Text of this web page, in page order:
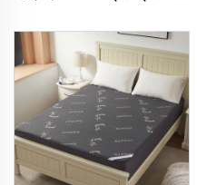
होटल घर के लिए ब्रेथेबल मैट्रेस
पैड (सफेद)